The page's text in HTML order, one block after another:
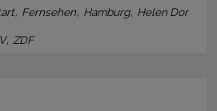
, Fernsehen, Hamburg, Helen Dor
,ZDF